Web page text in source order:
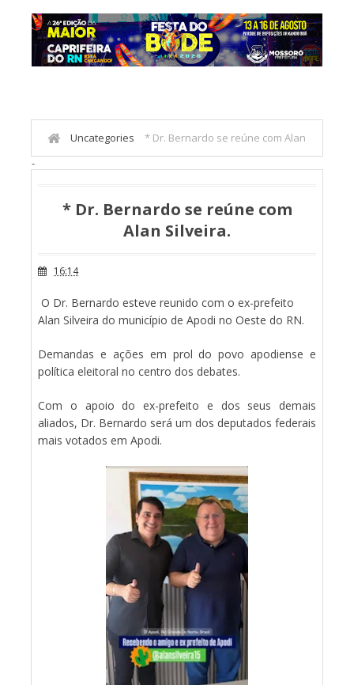
Uncategories * Dr. Bernardo se reúne com Alan
Silveira.
-
* Dr. Bernardo se reúne com
Alan Silveira.
16:14
O Dr. Bernardo esteve reunido com o ex-prefeito
Alan Silveira do município de Apodi no Oeste do RN.
Demandas e ações em prol do povo apodiense e
política eleitoral no centro dos debates.
Com o apoio do ex-prefeito e dos seus demais
aliados, Dr. Bernardo será um dos deputados federais
mais votados em Apodi.